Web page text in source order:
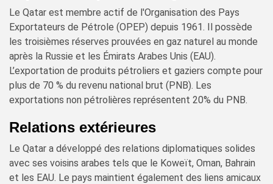
Le Qatar est membre actif de l'Organisation des Pays
Exportateurs de Pétrole (OPEP) depuis 1961. Il possède
les troisièmes réserves prouvées en gaz naturel au monde
après la Russie et les Émirats Arabes Unis (EAU).
L’exportation de produits pétroliers et gaziers compte pour
plus de 70 % du revenu national brut (PNB). Les
exportations non pétrolières représentent 20% du PNB.
Relations extérieures
Le Qatar a développé des relations diplomatiques solides
avec ses voisins arabes tels que le Koweït, Oman, Bahrain
et les EAU. Le pays maintient également des liens amicaux